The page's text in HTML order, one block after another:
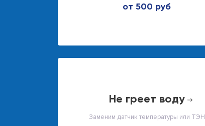
от 500 руб
не греет воду
Заменим датчик температуры или ТЭН